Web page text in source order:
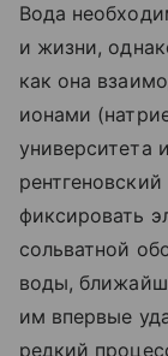
Вода
и жизни,
как она
ионами
университета
фиксировать
сольватной
воды,
им впервые
редкий